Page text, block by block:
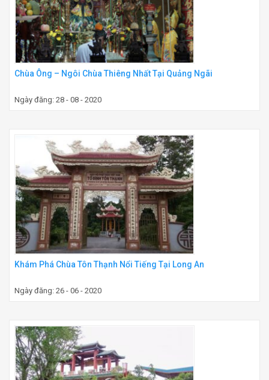
Chùa Ông – Ngôi Chùa Thiêng Nhất Tại Quảng Ngãi
Ngày đăng: 28 - 08 - 2020
Khám Phá Chùa Tôn Thạnh Nổi Tiếng Tại Long An
Ngày đăng: 26 - 06 - 2020